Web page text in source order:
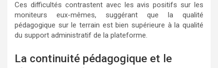
Ces difficultés contrastent avec les avis positifs sur les
moniteurs eux-mêmes, suggérant que la qualité
pédagogique sur le terrain est bien supérieure à la qualité
du support administratif de la plateforme.
La continuité pédagogique et le